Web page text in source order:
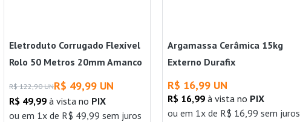
Eletroduto Corrugado Flexível
Rolo 50 Metros 20mm Amanco
R$ 122,90 UNR$ 49,99 UN
R$ 49,99 à vista no PIX
ou em 1x de R$ 49,99 sem juros
Argamassa Cerâmica 15kg
Externo Durafix
R$ 16,99 UN
R$ 16,99 à vista no PIX
ou em 1x de R$ 16,99 sem juros